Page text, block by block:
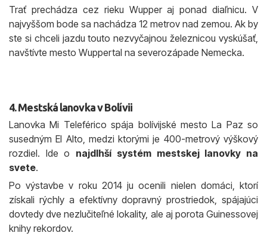
Trať prechádza cez rieku Wupper aj ponad diaľnicu. V
najvyššom bode sa nachádza 12 metrov nad zemou. Ak by
ste si chceli jazdu touto nezvyčajnou železnicou vyskúšať,
navštívte mesto Wuppertal na severozápade Nemecka.
4. Mestská lanovka v Bolívii
Lanovka Mi Teleférico spája bolívijské mesto La Paz so
susedným El Alto, medzi ktorými je 400-metrový výškový
rozdiel. Ide o najdlhší systém mestskej lanovky na
svete.
Po výstavbe v roku 2014 ju ocenili nielen domáci, ktorí
získali rýchly a efektívny dopravný prostriedok, spájajúci
dovtedy dve nezlučiteľné lokality, ale aj porota Guinessovej
knihy rekordov.